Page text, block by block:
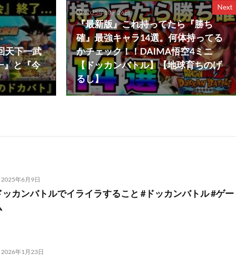
天下一武
』と『今
Next
2025年10月26日
『最新版』これ持ってたら『勝ち
確』最強キャラ14選。何体持ってる
かチェック！！DAIMA悟空4ミニ
【ドッカンバトル】【地球育ちのげ
るし】
2025年6月9日
ッカンバトルでイライラすること #ドッカンバトル #ゲー
2026年1月23日